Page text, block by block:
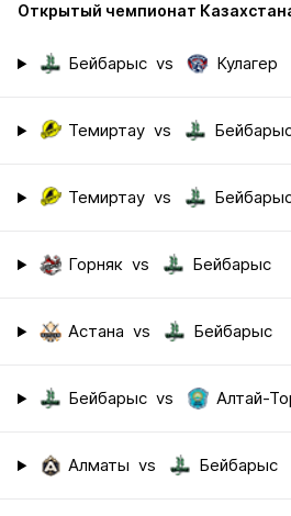
Открытый чемпионат
Бейбарыс vs Кулагер
Темиртау vs
Темиртау vs
Горняк vs Бейбарыс
Астана vs Бейбарыс
Бейбарыс vs Алтай-
Алматы vs Бейбарыс